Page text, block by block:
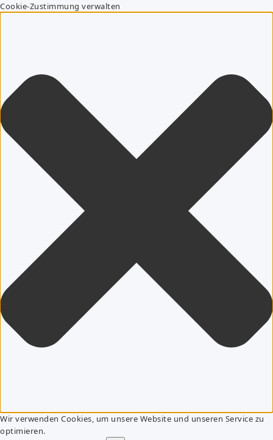
Cookie-Zustimmung verwalten
Wir verwenden Cookies, um unsere Website und unseren Service zu
optimieren.